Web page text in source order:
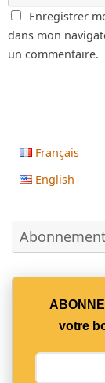
Enregistrer
dans mon
un commentaire.
Français
English
Abonnement
votre